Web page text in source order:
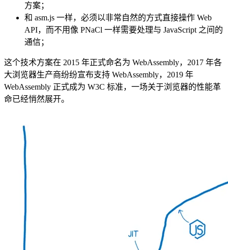
方案；
和 asm.js 一样，必须以非常自然的方式直接操作 Web
API，而不用像 PNaCl 一样需要处理与 JavaScript 之间的
通信；
这个技术方案在 2015 年正式命名为 WebAssembly，2017 年各
大浏览器生产商纷纷宣布支持 WebAssembly，2019 年
WebAssembly 正式成为 W3C 标准，一场关于浏览器的性能革
命已经悄然展开。